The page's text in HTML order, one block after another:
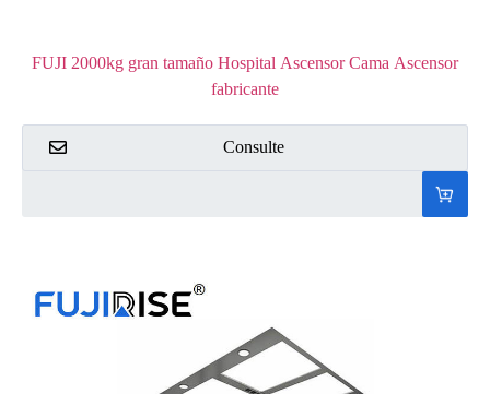
FUJI 2000kg gran tamaño Hospital Ascensor Cama Ascensor
fabricante
Consulte